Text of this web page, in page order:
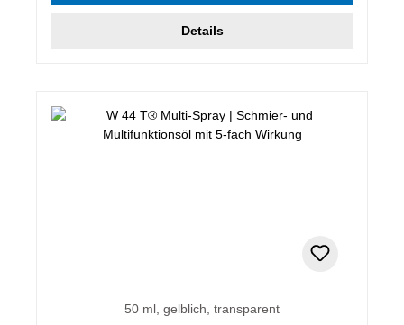
Details
50 ml, gelblich, transparent